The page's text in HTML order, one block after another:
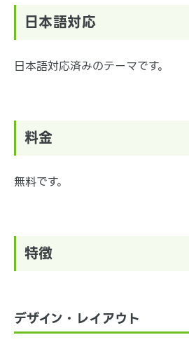
日本語対応
日本語対応済みのテーマです。
料金
無料です。
特徴
デザイン・レイアウト